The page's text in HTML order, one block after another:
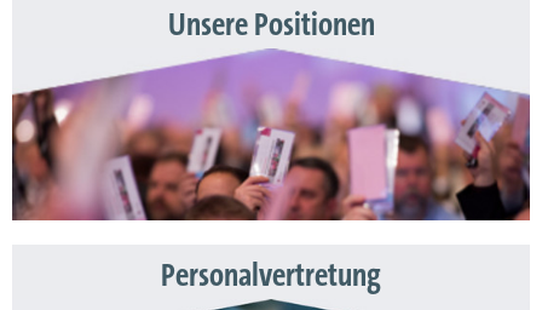
Unsere Positionen
Personalvertretung